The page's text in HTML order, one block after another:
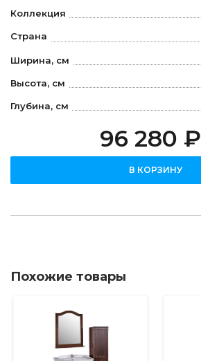
Коллекция
Страна
Ширина, см
Высота, см
Глубина, см
96 280 ₽
В КОРЗИНУ
Похожие товары